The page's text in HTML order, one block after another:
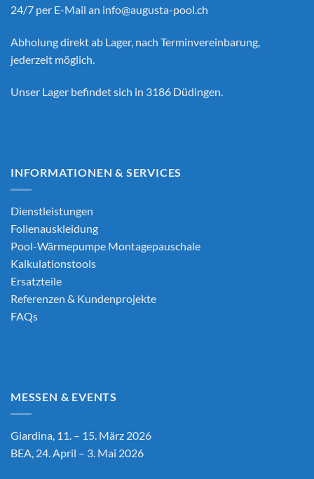
24/7 per E-Mail an info@augusta-pool.ch
Abholung direkt ab Lager, nach Terminvereinbarung,
jederzeit möglich.
Unser Lager befindet sich in 3186 Düdingen.
INFORMATIONEN & SERVICES
Dienstleistungen
Folienauskleidung
Pool-Wärmepumpe Montagepauschale
Kalkulationstools
Ersatzteile
Referenzen & Kundenprojekte
FAQs
MESSEN & EVENTS
Giardina, 11. – 15. März 2026
BEA, 24. April – 3. Mai 2026